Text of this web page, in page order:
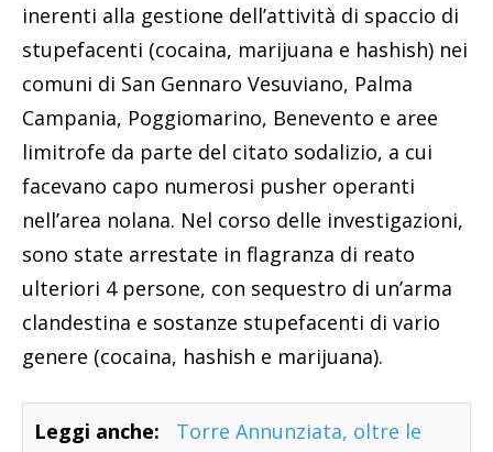
inerenti alla gestione dell’attività di spaccio di
stupefacenti (cocaina, marijuana e hashish) nei
comuni di San Gennaro Vesuviano, Palma
Campania, Poggiomarino, Benevento e aree
limitrofe da parte del citato sodalizio, a cui
facevano capo numerosi pusher operanti
nell’area nolana. Nel corso delle investigazioni,
sono state arrestate in flagranza di reato
ulteriori 4 persone, con sequestro di un’arma
clandestina e sostanze stupefacenti di vario
genere (cocaina, hashish e marijuana).
Leggi anche:
Torre Annunziata, oltre le